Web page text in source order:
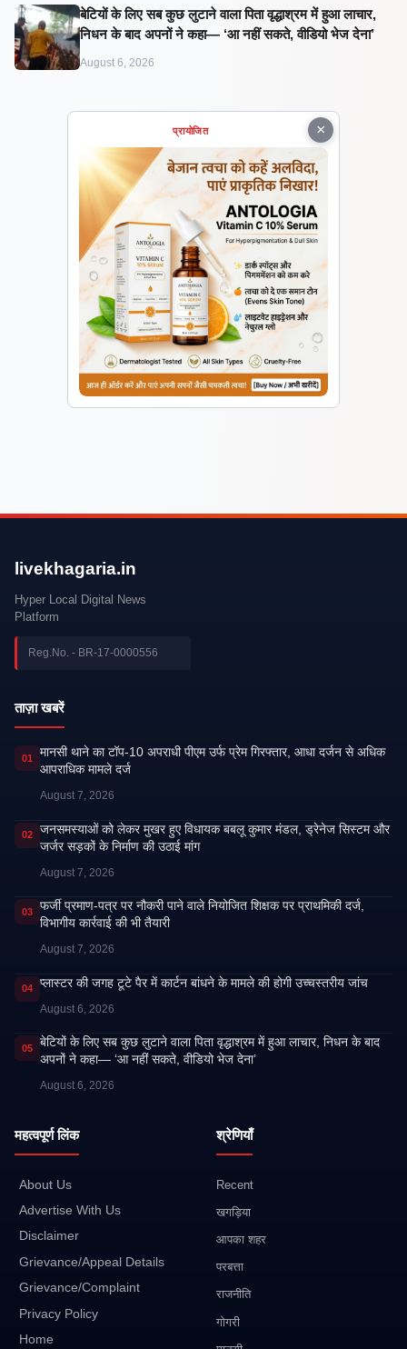
बेटियों के लिए सब कुछ लुटाने वाला पिता वृद्धाश्रम में हुआ लाचार,
निधन के बाद अपनों ने कहा— ‘आ नहीं सकते, वीडियो भेज देना’
August 6, 2026
×
प्रायोजित
livekhagaria.in
Hyper Local Digital News
Platform
Reg.No. - BR-17-0000556
ताज़ा खबरें
01
मानसी थाने का टॉप-10 अपराधी पीएम उर्फ प्रेम गिरफ्तार, आधा दर्जन से अधिक
आपराधिक मामले दर्ज
August 7, 2026
02
जनसमस्याओं को लेकर मुखर हुए विधायक बबलू कुमार मंडल, ड्रेनेज सिस्टम और
जर्जर सड़कों के निर्माण की उठाई मांग
August 7, 2026
03
फर्जी प्रमाण-पत्र पर नौकरी पाने वाले नियोजित शिक्षक पर प्राथमिकी दर्ज,
विभागीय कार्रवाई की भी तैयारी
August 7, 2026
04 प्लास्टर की जगह टूटे पैर में कार्टन बांधने के मामले की होगी उच्चस्तरीय जांच
August 6, 2026
05
बेटियों के लिए सब कुछ लुटाने वाला पिता वृद्धाश्रम में हुआ लाचार, निधन के बाद
अपनों ने कहा— ‘आ नहीं सकते, वीडियो भेज देना’
August 6, 2026
महत्वपूर्ण लिंक
About Us
Advertise With Us
Disclaimer
Grievance/Appeal Details
Grievance/Complaint
Privacy Policy
Home
श्रेणियाँ
Recent
खगड़िया
आपका शहर
परबत्ता
राजनीति
गोगरी